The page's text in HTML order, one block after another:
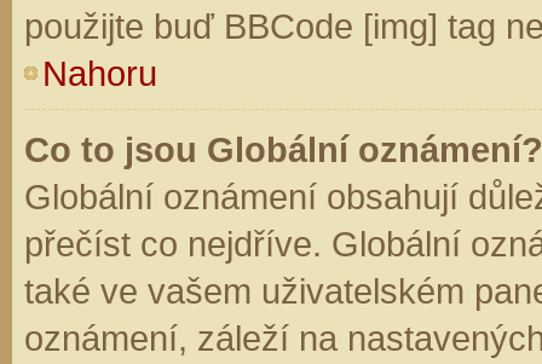
použijte buď BBCode [img] tag
Nahoru
Co to jsou Globální oznámení?
Globální oznámení obsahují
přečíst co nejdříve. Globální
také ve vašem uživatelském
oznámení, záleží na